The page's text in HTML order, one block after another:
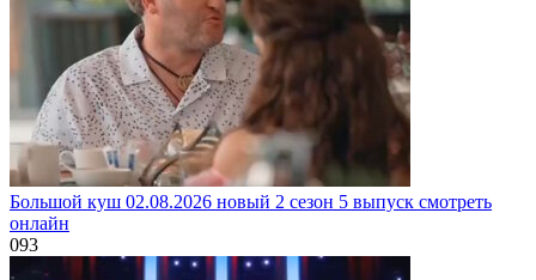
Большой куш 02.08.2026 новый 2 сезон 5 выпуск смотреть
онлайн
093